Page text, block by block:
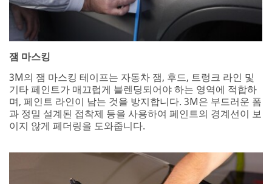
잼 마스킹
3M의 잼 마스킹 테이프는 자동차 잼, 후드, 트렁크 라인 및
기타 페인트가 매끄럽게 블렌딩되어야 하는 영역에 적합하
며, 페인트 라인이 남는 것을 방지합니다. 3M은 부드러운 폼
과 정밀 설계된 접착제 등을 사용하여 페인트의 경계선이 보
이지 않게 페더링을 도와줍니다.